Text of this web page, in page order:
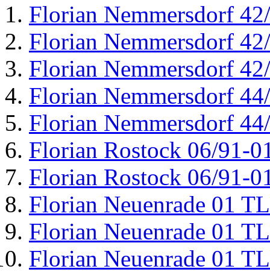
Florian Nemmersdorf
Florian Nemmersdorf
Florian Nemmersdorf
Florian Nemmersdorf
Florian Nemmersdorf
Florian Rostock 06/91-
Florian Rostock 06/91-
Florian Neuenrade 01
Florian Neuenrade 01
Florian Neuenrade 01